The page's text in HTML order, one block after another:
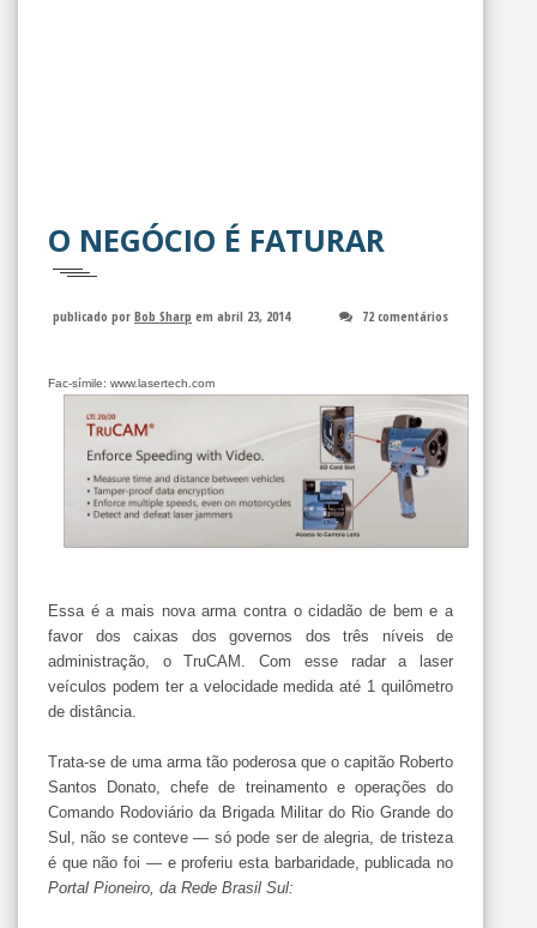
O NEGÓCIO É FATURAR
publicado por Bob Sharp em abril 23, 2014 72 comentários
Fac-símile: www.lasertech.com
Essa é a mais nova arma contra o cidadão de bem e a
favor dos caixas dos governos dos três níveis de
administração, o TruCAM. Com esse radar a laser
veículos podem ter a velocidade medida até 1 quilômetro
de distância.
Trata-se de uma arma tão poderosa que o capitão Roberto
Santos Donato, chefe de treinamento e operações do
Comando Rodoviário da Brigada Militar do Rio Grande do
Sul, não se conteve — só pode ser de alegria, de tristeza
é que não foi — e proferiu esta barbaridade, publicada no
Portal Pioneiro, da Rede Brasil Sul: